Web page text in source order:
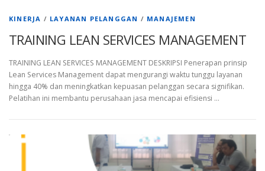
KINERJA / LAYANAN PELANGGAN / MANAJEMEN
TRAINING LEAN SERVICES MANAGEMENT
TRAINING LEAN SERVICES MANAGEMENT DESKRIPSI Penerapan prinsip
Lean Services Management dapat mengurangi waktu tunggu layanan
hingga 40% dan meningkatkan kepuasan pelanggan secara signifikan.
Pelatihan ini membantu perusahaan jasa mencapai efisiensi …